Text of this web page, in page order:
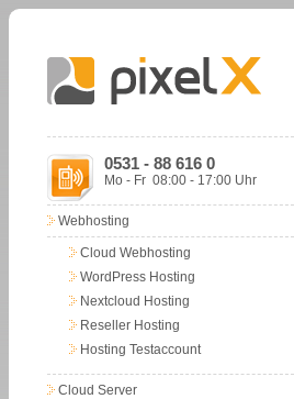
0531 - 88 616 0
Mo - Fr 08:00 - 17:00 Uhr
Webhosting
Cloud Webhosting
WordPress Hosting
Nextcloud Hosting
Reseller Hosting
Hosting Testaccount
Cloud Server